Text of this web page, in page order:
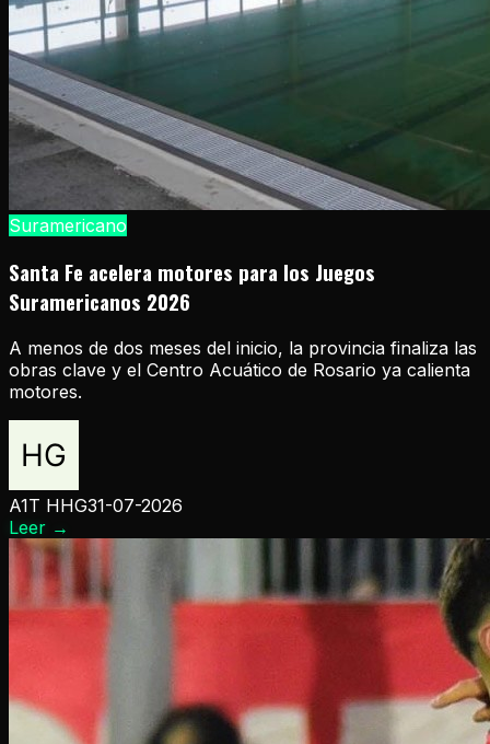
Suramericano
Santa Fe acelera motores para los Juegos
Suramericanos 2026
A menos de dos meses del inicio, la provincia finaliza las
obras clave y el Centro Acuático de Rosario ya calienta
motores.
A1T HHG31-07-2026
Leer →